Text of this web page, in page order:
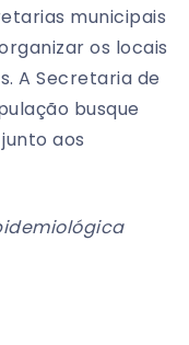
municipais
os locais
A Secretaria de
busque
aos